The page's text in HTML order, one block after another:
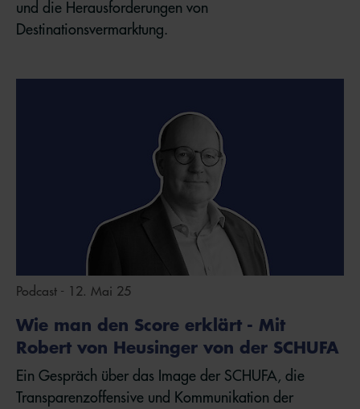
und die Herausforderungen von
Destinationsvermarktung.
Podcast - 12. Mai 25
Wie man den Score erklärt - Mit
Robert von Heusinger von der SCHUFA
Ein Gespräch über das Image der SCHUFA, die
Transparenzoffensive und Kommunikation der